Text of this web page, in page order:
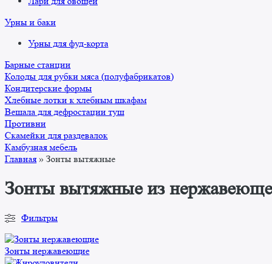
Урны и баки
Урны для фуд-корта
Барные станции
Колоды для рубки мяса (полуфабрикатов)
Кондитерские формы
Хлебные лотки к хлебным шкафам
Вешала для дефростации туш
Противни
Скамейки для раздевалок
Камбузная мебель
Главная » Зонты вытяжные
Зонты вытяжные из
Фильтры
Зонты нержавеющие